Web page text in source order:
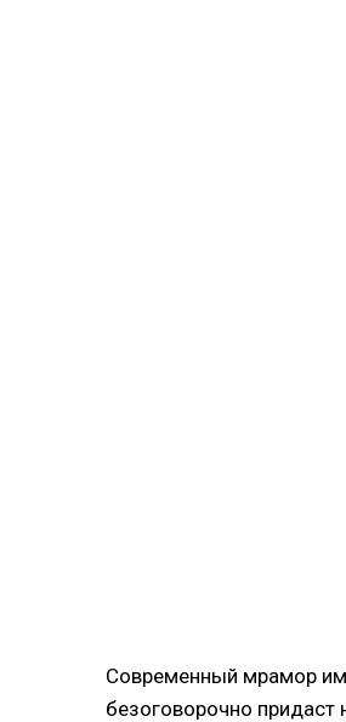
Современный мрамор
безоговорочно